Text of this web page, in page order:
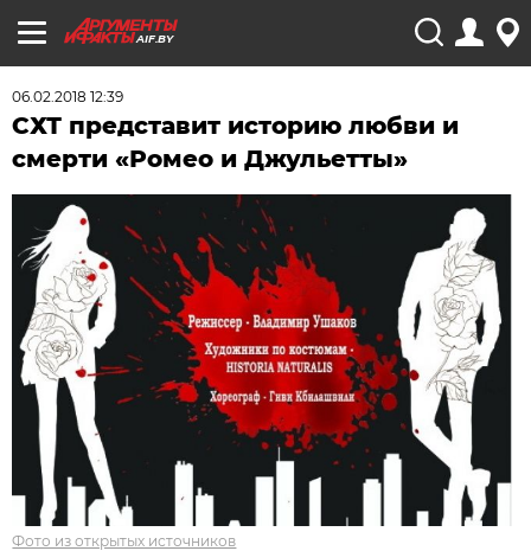
AIF.BY
06.02.2018 12:39
СХТ представит историю любви и
смерти «Ромео и Джульетты»
Фото из открытых источников